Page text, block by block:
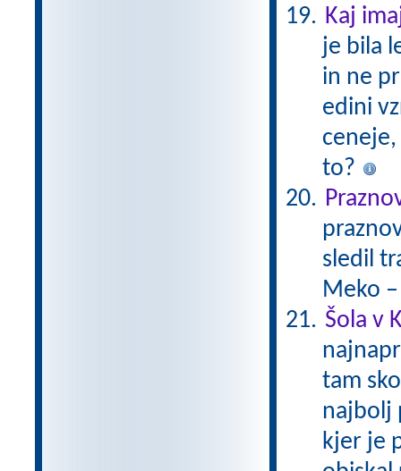
Kaj
je bila
in ne
edini
to?
sledil
Meko
Šola v
tam
najbolj
kjer je